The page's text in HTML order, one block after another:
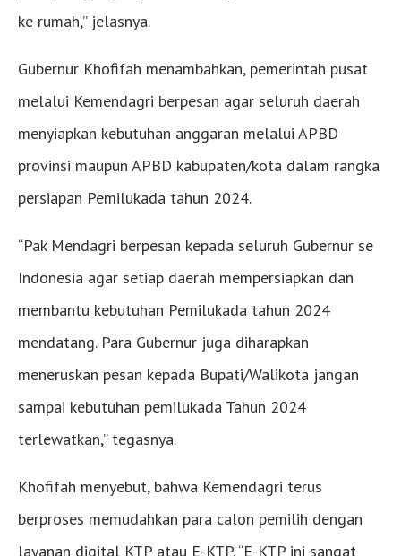
ke rumah,” jelasnya.
Gubernur Khofifah menambahkan, pemerintah pusat
melalui Kemendagri berpesan agar seluruh daerah
menyiapkan kebutuhan anggaran melalui APBD
provinsi maupun APBD kabupaten/kota dalam rangka
persiapan Pemilukada tahun 2024.
“Pak Mendagri berpesan kepada seluruh Gubernur se
Indonesia agar setiap daerah mempersiapkan dan
membantu kebutuhan Pemilukada tahun 2024
mendatang. Para Gubernur juga diharapkan
meneruskan pesan kepada Bupati/Walikota jangan
sampai kebutuhan pemilukada Tahun 2024
terlewatkan,” tegasnya.
Khofifah menyebut, bahwa Kemendagri terus
berproses memudahkan para calon pemilih dengan
layanan digital KTP atau E-KTP. “E-KTP ini sangat